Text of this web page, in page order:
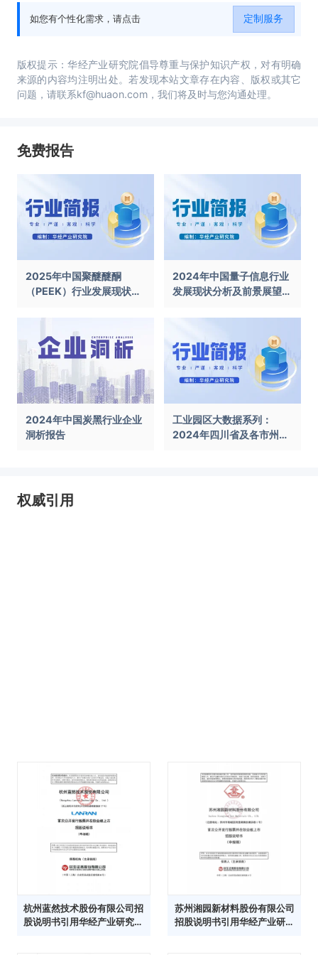
如您有个性化需求，请点击 定制服务
版权提示：华经产业研究院倡导尊重与保护知识产权，对有明确
来源的内容均注明出处。若发现本站文章存在内容、版权或其它
问题，请联系kf@huaon.com，我们将及时与您沟通处理。
免费报告
2025年中国聚醚醚酮
（PEEK）行业发展现状及
2024年中国量子信息行业
发展现状分析及前景展望报
2024年中国炭黑行业企业
洞析报告
工业园区大数据系列：
2024年四川省及各市州工
权威引用
杭州蓝然技术股份有限公司招
股说明书引用华经产业研究院
苏州湘园新材料股份有限公司
招股说明书引用华经产业研究